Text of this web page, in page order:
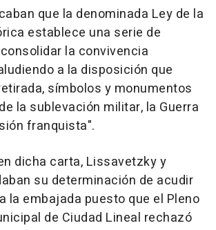
que la denominada Ley de la
establece una serie de
la convivencia
a la disposición que
símbolos y monumentos
la sublevación militar, la Guerra
franquista".
dicha carta, Lissavetzky y
su determinación de acudir
la embajada puesto que el Pleno
de Ciudad Lineal rechazó